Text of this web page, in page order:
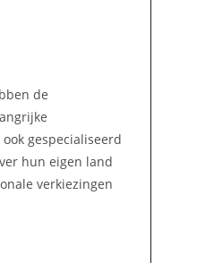
de
gespecialiseerd
hun eigen land
verkiezingen